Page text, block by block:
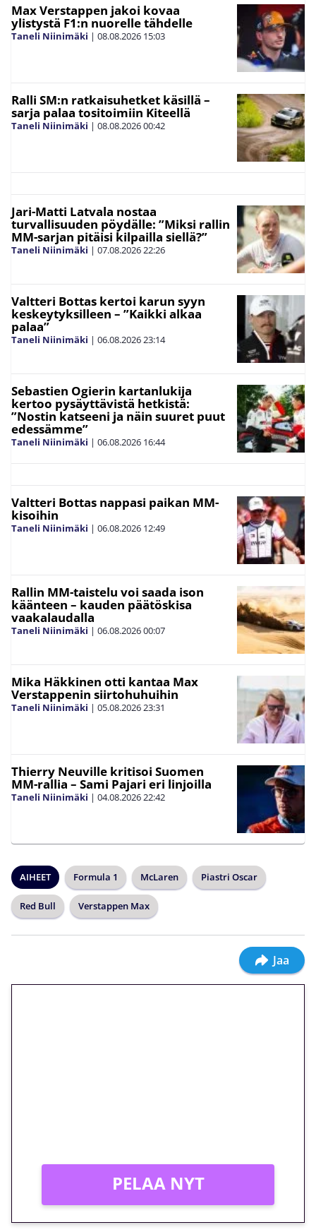
Max Verstappen jakoi kovaa
ylistystä F1:n nuorelle tähdelle
Taneli Niinimäki | 08.08.2026 15:03
Ralli SM:n ratkaisuhetket käsillä –
sarja palaa tositoimiin Kiteellä
Taneli Niinimäki | 08.08.202600:42
Jari-Matti Latvala nostaa
turvallisuuden pöydälle: ”Miksi rallin
MM-sarjan pitäisi kilpailla siellä?”
Taneli Niinimäki | 07.08.202622:26
Valtteri Bottas kertoi karun syyn
keskeytyksilleen – ”Kaikki alkaa
palaa”
Taneli Niinimäki | 06.08.202623:14
Sebastien Ogierin kartanlukija
kertoo pysäyttävistä hetkistä:
”Nostin katseeni ja näin suuret puut
edessämme”
Taneli Niinimäki | 06.08.2026 16:44
Valtteri Bottas nappasi paikan MM-
kisoihin
Taneli Niinimäki | 06.08.2026 12:49
Rallin MM-taistelu voi saada ison
käänteen – kauden päätöskisa
vaakalaudalla
Taneli Niinimäki | 06.08.202600:07
Mika Häkkinen otti kantaa Max
Verstappenin siirtohuhuihin
Taneli Niinimäki | 05.08.202623:31
Thierry Neuville kritisoi Suomen
MM-rallia – Sami Pajari eri linjoilla
Taneli Niinimäki | 04.08.202622:42
AIHEET Formula 1 McLaren Piastri Oscar
Red Bull Verstappen Max
Jaa
PELAA NYT